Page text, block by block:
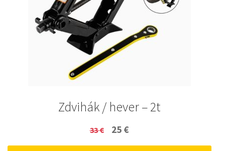
Zdvihák / hever – 2t
33€
Original
price
25 €
price